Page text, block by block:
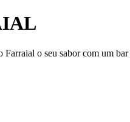
o seu sabor com um